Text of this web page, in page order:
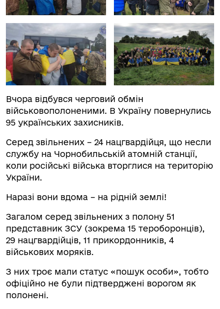
Вчора відбувся черговий обмін
військовополоненими. В Україну повернулись
95 українських захисників.
Серед звільнених – 24 нацгвардійця, що несли
службу на Чорнобильській атомній станції,
коли російські війська вторглися на територію
України.
Наразі вони вдома – на рідній землі!
Загалом серед звільнених з полону 51
представник ЗСУ (зокрема 15 тероборонців),
29 нацгвардійців, 11 прикордонників, 4
військових моряків.
З них троє мали статус «пошук особи», тобто
офіційно не були підтверджені ворогом як
полонені.